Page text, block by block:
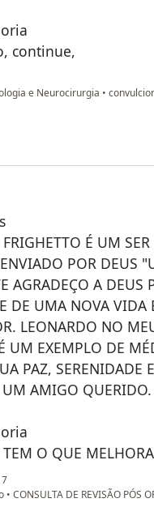
continue,
e Neurocirurgia •
É UM
POR DEUS
AGRADEÇO A DEUS
DE UMA NOVA VIDA
LEONARDO NO
UM EXEMPLO DE
PAZ, SERENIDADE
AMIGO QUERIDO.
O QUE
• CONSULTA DE REVISÃO PÓS